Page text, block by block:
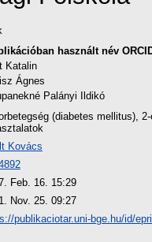
használt név
Katalin
Ágnes
Palányi Ildikó
(diabetes mellitus),
Kovács
Feb. 16. 15:29
Nov. 25. 09:27
publikaciotar.uni-bge.hu/id/